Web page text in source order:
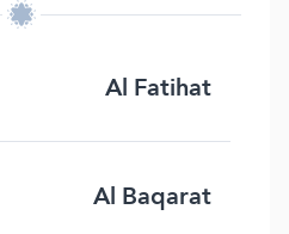
Al Fatihat
Al Baqarat